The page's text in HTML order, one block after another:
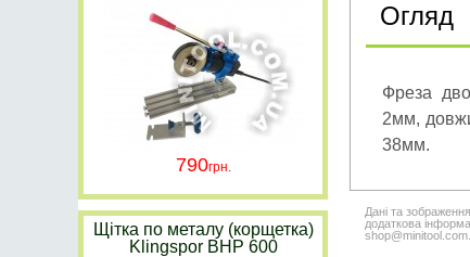
Огляд
Фреза
2мм,
38мм.
Дані та
додаткова
790
Щітка по металу (корщетка)
Klingspor BHP 600